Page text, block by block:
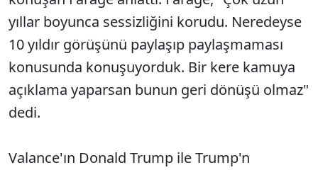
yıllar boyunca sessizliğini korudu. Neredeyse
10 yıldır görüşünü paylaşıp paylaşmaması
konusunda konuşuyorduk. Bir kere kamuya
açıklama yaparsan bunun geri dönüşü olmaz"
dedi.
Valance'ın Donald Trump ile Trump'n